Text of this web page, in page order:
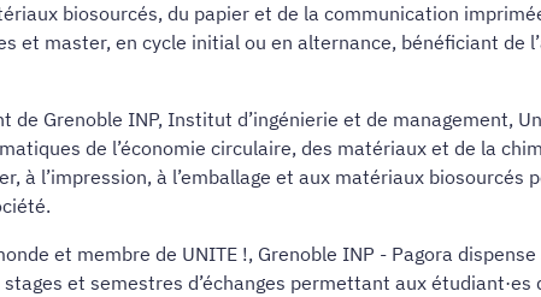
biosourcés, du papier et de la communication
et master, en cycle initial ou en alternance, bénéficiant de
de Grenoble INP, Institut d’ingénierie et de management,
de l’économie circulaire, des matériaux et de la
à l’impression, à l’emballage et aux matériaux
et membre de UNITE !, Grenoble INP - Pagora
et semestres d’échanges permettant aux